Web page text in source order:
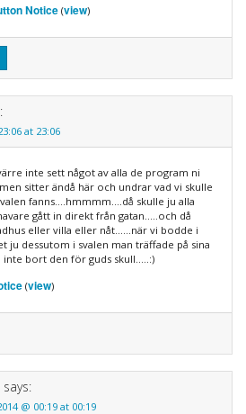
Notice(view)
at 23:06
inte sett något av alla de program ni
sitter ändå här och undrar vad vi skulle
fanns….hmmmm….då skulle ju alla
gått in direkt från gatan…..och då
eller villa eller nåt……när vi bodde i
ju dessutom i svalen man träffade på sina
inte bort den för guds skull…..:)
(view)
says:
@ 00:19 at 00:19